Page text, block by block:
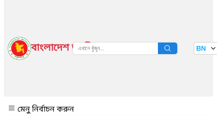
বাংলাদেশ জাতীয় তথ্য বাতায়ন BN
মেনু নির্বাচন করুন